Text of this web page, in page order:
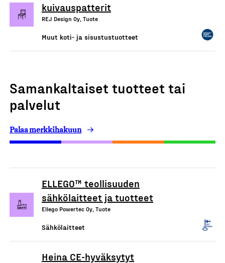
kuivauspatterit
REJ Design Oy, Tuote
Muut koti- ja sisustustuotteet
Samankaltaiset tuotteet tai
palvelut
Palaa merkkihakuun
ELLEGO™ teollisuuden
sähkölaitteet ja tuotteet
Ellego Powertec Oy, Tuote
Sähkölaitteet
Heina CE-hyväksytyt